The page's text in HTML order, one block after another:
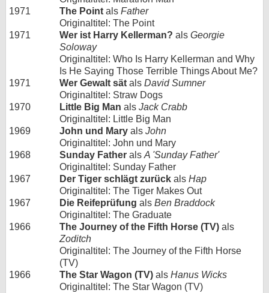
1971
The Point als Father
Originaltitel: The Point
1971
Wer ist Harry Kellerman? als Georgie
Soloway
Originaltitel: Who Is Harry Kellerman and Why
Is He Saying Those Terrible Things About Me?
1971
Wer Gewalt sät als David Sumner
Originaltitel: Straw Dogs
1970
Little Big Man als Jack Crabb
Originaltitel: Little Big Man
1969
John und Mary als John
Originaltitel: John und Mary
1968
Sunday Father als A 'Sunday Father'
Originaltitel: Sunday Father
1967
Der Tiger schlägt zurück als Hap
Originaltitel: The Tiger Makes Out
1967
Die Reifeprüfung als Ben Braddock
Originaltitel: The Graduate
1966
The Journey of the Fifth Horse (TV) als
Zoditch
Originaltitel: The Journey of the Fifth Horse
(TV)
1966
The Star Wagon (TV) als Hanus Wicks
Originaltitel: The Star Wagon (TV)